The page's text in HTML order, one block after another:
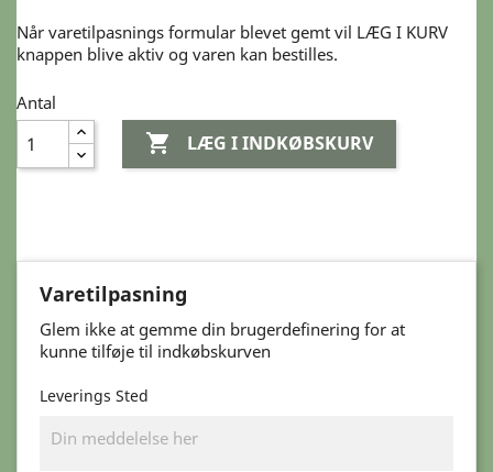
Når varetilpasnings formular blevet gemt vil LÆG I KURV
knappen blive aktiv og varen kan bestilles.
Antal
 LÆG I INDKØBSKURV
Varetilpasning
Glem ikke at gemme din brugerdefinering for at
kunne tilføje til indkøbskurven
Leverings Sted